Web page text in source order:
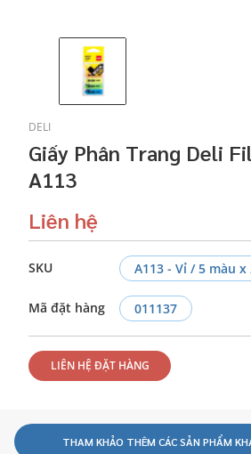
DELI
Giấy Phân Trang Deli
A113
Liên hệ
SKU A113 - Vỉ / 5 màu
Mã đặt hàng 011137
LIÊN HỆ ĐẶT HÀNG
THAM KHẢO THÊM CÁC SẢN PHẨM